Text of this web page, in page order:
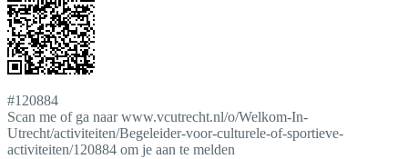
#120884
Scan me of ga naar www.vcutrecht.nl/o/Welkom-In-
Utrecht/activiteiten/Begeleider-voor-culturele-of-sportieve-
activiteiten/120884 om je aan te melden